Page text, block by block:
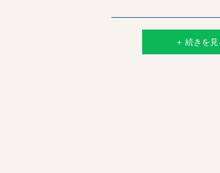
＋ 続きを見